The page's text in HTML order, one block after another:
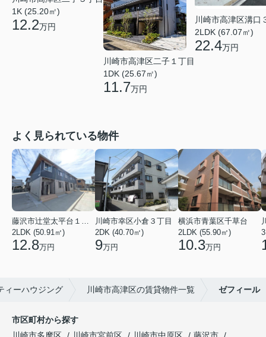
1K (25.20㎡)
12.2万円
川崎市高津区二子１丁目
1DK (25.67㎡)
11.7万円
川崎市高津区溝口
2LDK (67.07㎡)
22.4万円
よく見られている物件
藤沢市辻堂太平台１丁目
2LDK (50.91㎡)
12.8万円
川崎市幸区小倉３丁目
2DK (40.70㎡)
9万円
横浜市青葉区千草台
2LDK (55.90㎡)
10.3万円
ィーハウジング 川崎市高津区の賃貸物件一覧 ゼフィール
市区町村から探す